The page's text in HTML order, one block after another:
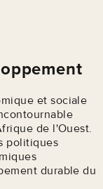
et sociale
de l'Ouest.
politiques
durable du